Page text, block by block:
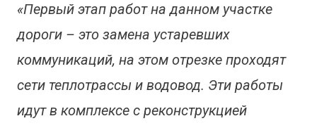
«Первый этап работ на данном участке
дороги – это замена устаревших
коммуникаций, на этом отрезке проходят
сети теплотрассы и водовод. Эти работы
идут в комплексе с реконструкцией